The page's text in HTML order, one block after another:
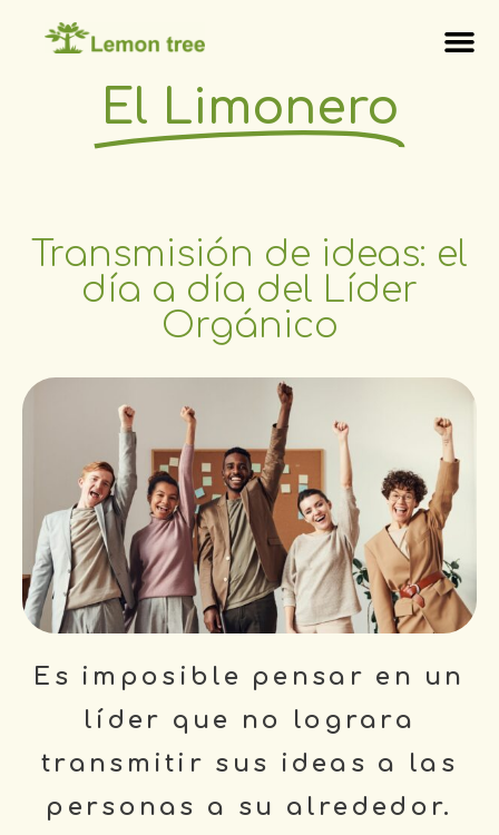
El Limonero
Transmisión de ideas: el
día a día del Líder
Orgánico
Es imposible pensar en un
líder que no lograra
transmitir sus ideas a las
personas a su alrededor.